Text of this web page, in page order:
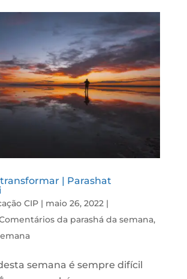
| Parashat
CIP| maio 26, 2022|
da parashá da semana,
semana é sempre difícil